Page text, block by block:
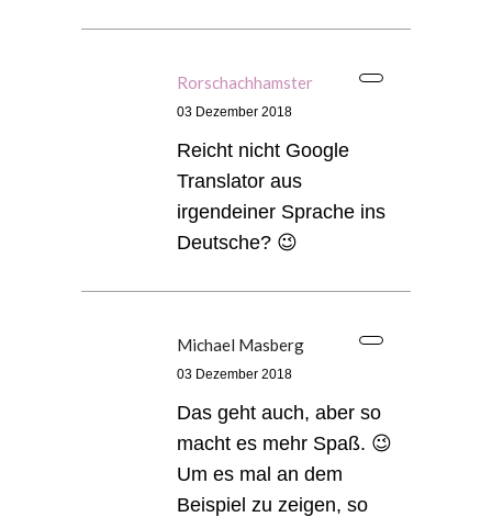
Rorschachhamster
03 Dezember 2018
Reicht nicht Google
Translator aus
irgendeiner Sprache ins
Deutsche? 😉
Michael Masberg
03 Dezember 2018
Das geht auch, aber so
macht es mehr Spaß. 😉
Um es mal an dem
Beispiel zu zeigen, so